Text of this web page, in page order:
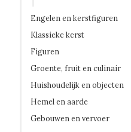
Engelen en kerstfiguren
Klassieke kerst
Figuren
Groente, fruit en culinair
Huishoudelijk en objecten
Hemel en aarde
Gebouwen en vervoer